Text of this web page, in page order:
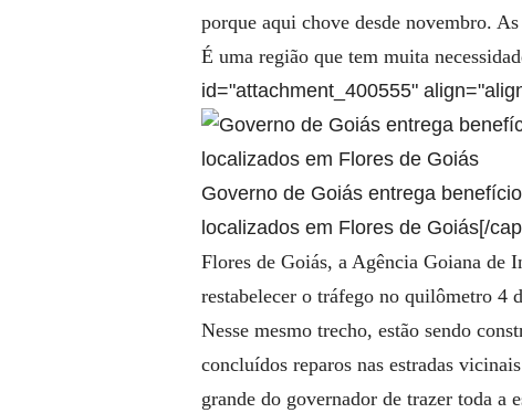
porque aqui chove desde novembro.
É uma região que tem muita
id="attachment_400555"
Governo de Goiás entrega
localizados em Flores de Goiás[/
Flores de Goiás, a Agência Goiana de
restabelecer o tráfego no quilômetro 4
Nesse mesmo trecho, estão sendo
concluídos reparos nas estradas
grande do governador de trazer toda a